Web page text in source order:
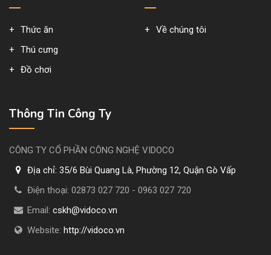
Thức ăn
Thú cưng
Đồ chơi
Về chúng tôi
Thông Tin Công Ty
CÔNG TY CỔ PHẦN CÔNG NGHỆ VIDOCO
Địa chỉ: 35/6 Bùi Quang Là, Phường 12, Quận Gò Vấp
Điện thoại: 02873 027 720 - 0963 027 720
Email: cskh@vidoco.vn
Website: http://vidoco.vn